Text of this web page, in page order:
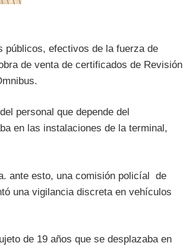
públicos, efectivos de la fuerza de
de venta de certificados de Revisión
personal que depende del
en las instalaciones de la terminal,
ante esto, una comisión policíal de
una vigilancia discreta en vehículos
de 19 años que se desplazaba en